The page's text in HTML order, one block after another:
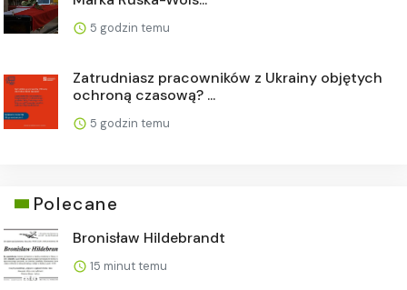
5 godzin temu
Zatrudniasz pracowników z Ukrainy objętych
ochroną czasową? ...
5 godzin temu
Polecane
Bronisław Hildebrandt
15 minut temu